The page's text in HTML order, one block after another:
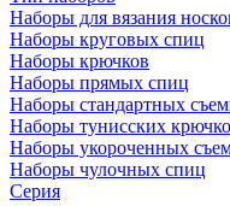
Наборы для вязания
Наборы круговых спиц
Наборы крючков
Наборы прямых спиц
Наборы стандартных
Наборы тунисских
Наборы укороченных
Наборы чулочных спиц
Серия